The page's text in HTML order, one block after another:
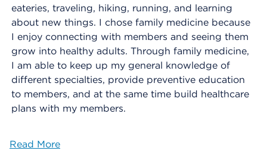
eateries, traveling, hiking, running, and learning
about new things. I chose family medicine because
I enjoy connecting with members and seeing them
grow into healthy adults. Through family medicine,
I am able to keep up my general knowledge of
different specialties, provide preventive education
to members, and at the same time build healthcare
plans with my members.
Read More